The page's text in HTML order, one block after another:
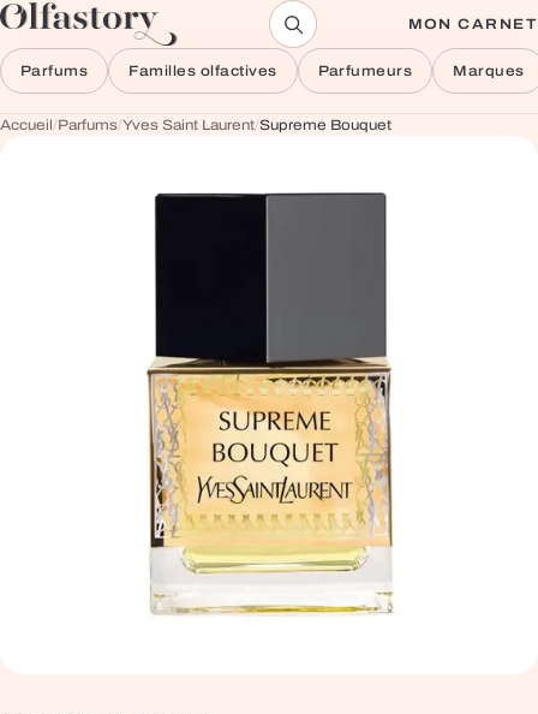
Aller au contenu MON CARNET
Parfums Familles olfactives Parfumeurs Marques
Accueil/Parfums/Yves Saint Laurent/Supreme Bouquet